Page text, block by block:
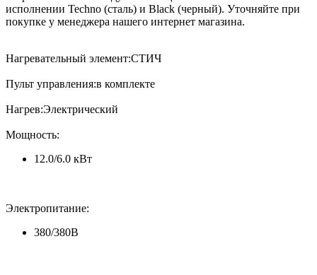
исполнении Techno (сталь) и Black (черный). Уточняйте при
покупке у менеджера нашего интернет магазина.
Нагревательный элемент:СТИЧ
Пульт управления:в комплекте
Нагрев:Электрический
Мощность:
12.0/6.0 кВт
Электропитание:
380/380В